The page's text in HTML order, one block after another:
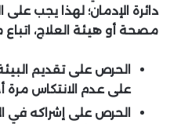
دائرة الإدمان؛ لهذا يجب
مصحة أو هيئة العلاج، اتباع
الحرص على تقديم
على عدم الانتكاس مرة
الحرص على إشراكه في